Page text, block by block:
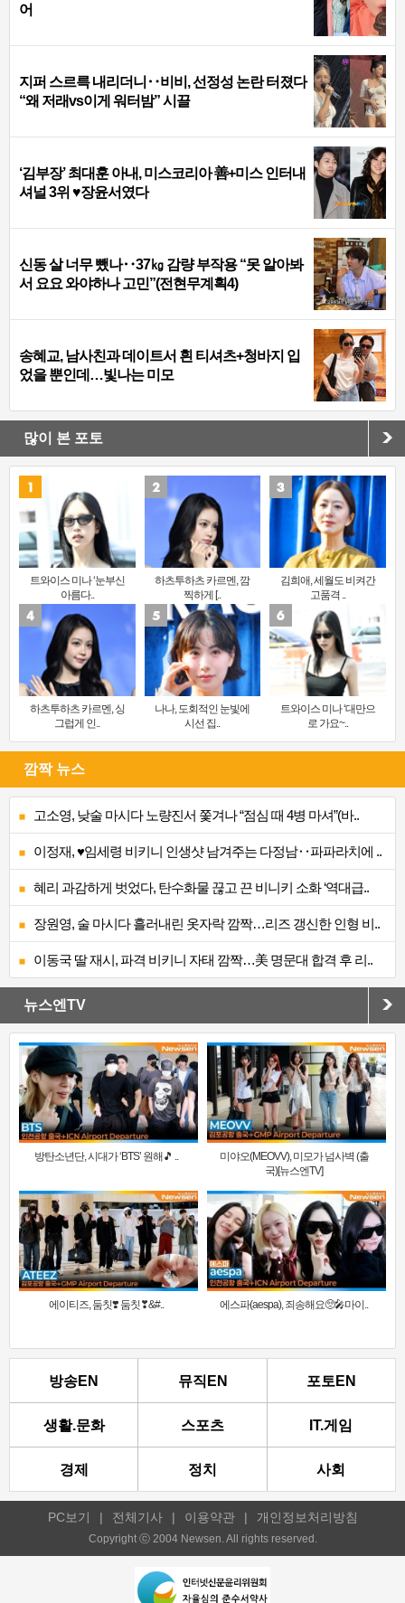
어
지퍼 스르륵 내리더니‥비비, 선정성 논란 터졌다
“왜 저래vs이게 워터밤” 시끌
‘김부장’ 최대훈 아내, 미스코리아 善+미스 인터내
셔널 3위 ♥장윤서였다
신동 살 너무 뺐나‥37㎏ 감량 부작용 “못 알아봐
서 요요 와야하나 고민”(전현무계획4)
송혜교, 남사친과 데이트서 흰 티셔츠+청바지 입
었을 뿐인데…빛나는 미모
많이 본 포토
트와이스 미나 ‘눈부신
아름다..
하츠투하츠 카르멘, 깜
찍하게 [..
김희애, 세월도 비켜간
고품격 ..
하츠투하츠 카르멘, 싱
그럽게 인..
나나, 도회적인 눈빛에
시선 집..
트와이스 미나 ‘대만으
로 가요~..
깜짝 뉴스
고소영, 낮술 마시다 노량진서 쫓겨나 “점심 때 4병 마셔”(바..
이정재, ♥임세령 비키니 인생샷 남겨주는 다정남‥파파라치에 ..
혜리 과감하게 벗었다, 탄수화물 끊고 끈 비니키 소화 ‘역대급..
장원영, 술 마시다 흘러내린 옷자락 깜짝…리즈 갱신한 인형 비..
이동국 딸 재시, 파격 비키니 자태 깜짝…美 명문대 합격 후 리..
뉴스엔TV
방탄소년단, 시대가 ‘BTS’ 원해🎵 ..
미야오(MEOVV), 미모가 넘사벽 (출
국)[뉴스엔TV]
에이티즈, 둠칫❣️ 둠칫❣&#.. 에스파(aespa), 죄송해요🥺🎤마이..
방송EN 뮤직EN 포토EN
생활.문화 스포츠 IT.게임
경제 정치 사회
PC보기 | 전체기사 | 이용약관 | 개인정보처리방침
Copyright ⓒ 2004 Newsen. All rights reserved.